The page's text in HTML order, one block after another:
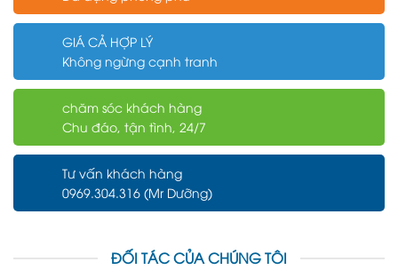
GIÁ CẢ HỢP LÝ
Không ngừng cạnh tranh
chăm sóc khách hàng
Chu đáo, tận tình, 24/7
Tư vấn khách hàng
0969.304.316 (Mr Dưỡng)
ĐỐI TÁC CỦA CHÚNG TÔI